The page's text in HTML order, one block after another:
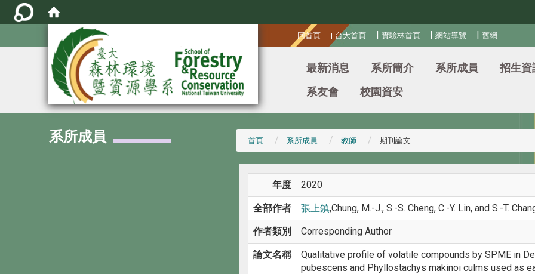
回首頁 | 台大首頁 | 實驗林首頁 |網站導覽 |舊網
最新消息 系所簡介 系所成員 招生資
系友會
校園資安
系所成員 首頁 系所成員 教師 期刊論文
年度 2020
全部作者 張上鎮,Chung, M.-J., S.-S. Cheng, C.-Y. Lin, and S.-T.
作者類別 Corresponding Author
論文名稱
Qualitative profile of volatile compounds by SPME in
pubescens and Phyllostachys makinoi culms used as